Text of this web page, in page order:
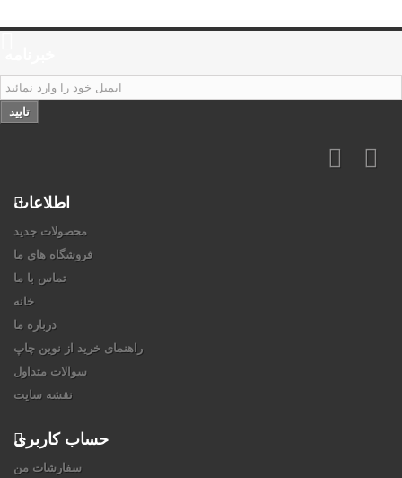
تایید
اطلاعات
محصولات جدید
فروشگاه های ما
تماس با ما
خانه
درباره ما
راهنمای خرید از نوین چاپ
سوالات متداول
نقشه سایت
حساب کاربری
سفارشات من